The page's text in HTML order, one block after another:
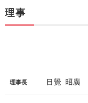
理事
理事長